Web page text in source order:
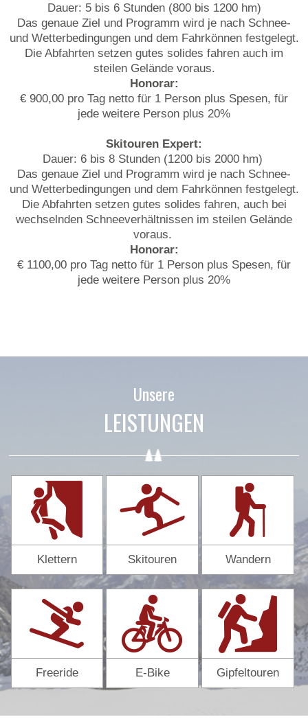
Dauer: 5 bis 6 Stunden (800 bis 1200 hm)
Das genaue Ziel und Programm wird je nach Schnee-
und Wetterbedingungen und dem Fahrkönnen festgelegt.
Die Abfahrten setzen gutes solides fahren auch im
steilen Gelände voraus.
Honorar:
€ 900,00 pro Tag netto für 1 Person plus Spesen, für
jede weitere Person plus 20%
Skitouren Expert:
Dauer: 6 bis 8 Stunden (1200 bis 2000 hm)
Das genaue Ziel und Programm wird je nach Schnee-
und Wetterbedingungen und dem Fahrkönnen festgelegt.
Die Abfahrten setzen gutes solides fahren, auch bei
wechselnden Schneeverhältnissen im steilen Gelände
voraus.
Honorar:
€ 1100,00 pro Tag netto für 1 Person plus Spesen, für
jede weitere Person plus 20%
Unsere
LEISTUNGEN
Klettern Skitouren Wandern
Freeride E-Bike Gipfeltouren